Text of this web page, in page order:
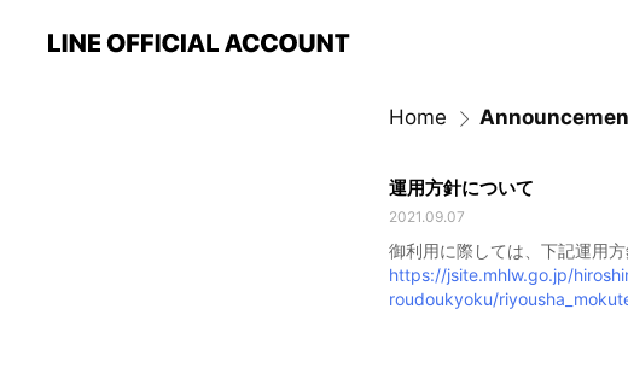
Home
運用方針について
2021.09.07
御利用に際しては、下記運用
https://jsite.mhlw.go.jp/
roudoukyoku/